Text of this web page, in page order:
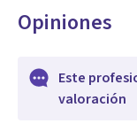
Opiniones
Este
valoración